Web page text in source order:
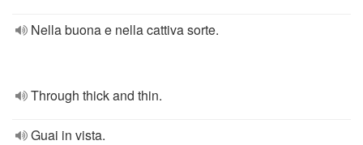
Nella buona e nella cattiva sorte.
Through thick and thin.
Guai in vista.